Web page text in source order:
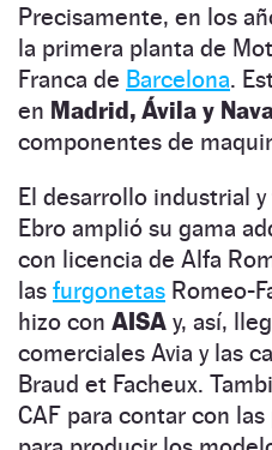
Precisamente, en los
la primera planta de
Franca de Barcelona.
en Madrid, Ávila y
componentes de
El desarrollo industrial
Ebro amplió su gama
con licencia de Alfa
las furgonetas Romeo-
hizo con AISA y, así,
comerciales Avia y las
Braud et Facheux.
CAF para contar con